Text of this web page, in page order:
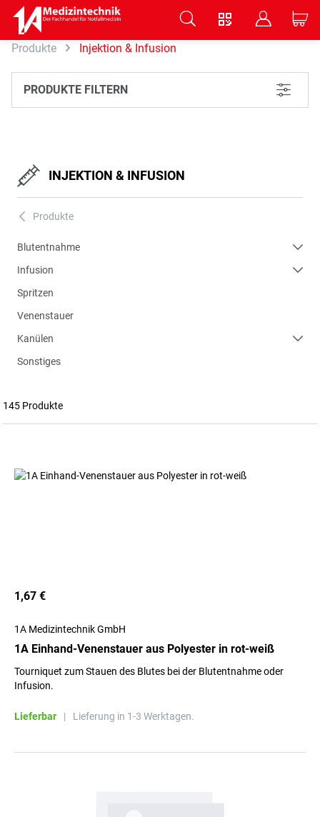
Zum Hauptinhalt springen
V B C
Produkte Injektion & Infusion
PRODUKTE FILTERN L
INJEKTION & INFUSION
A Produkte
Blutentnahme
Infusion
Spritzen
Venenstauer
Kanülen
Sonstiges
145 Produkte
1,67 €
1A Medizintechnik GmbH
1A Einhand-Venenstauer aus Polyester in rot-weiß
Tourniquet zum Stauen des Blutes bei der Blutentnahme oder
Infusion.
Lieferbar | Lieferung in 1-3 Werktagen.